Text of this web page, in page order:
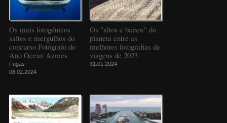
Os mais fotogénicos
saltos e mergulhos do
concurso Fotógrafo do
Ano Ocean Azores
Fugas
08.02.2024
Os "altos e baixos" do
planeta entre as
melhores fotografias de
viagens de 2023
31.01.2024